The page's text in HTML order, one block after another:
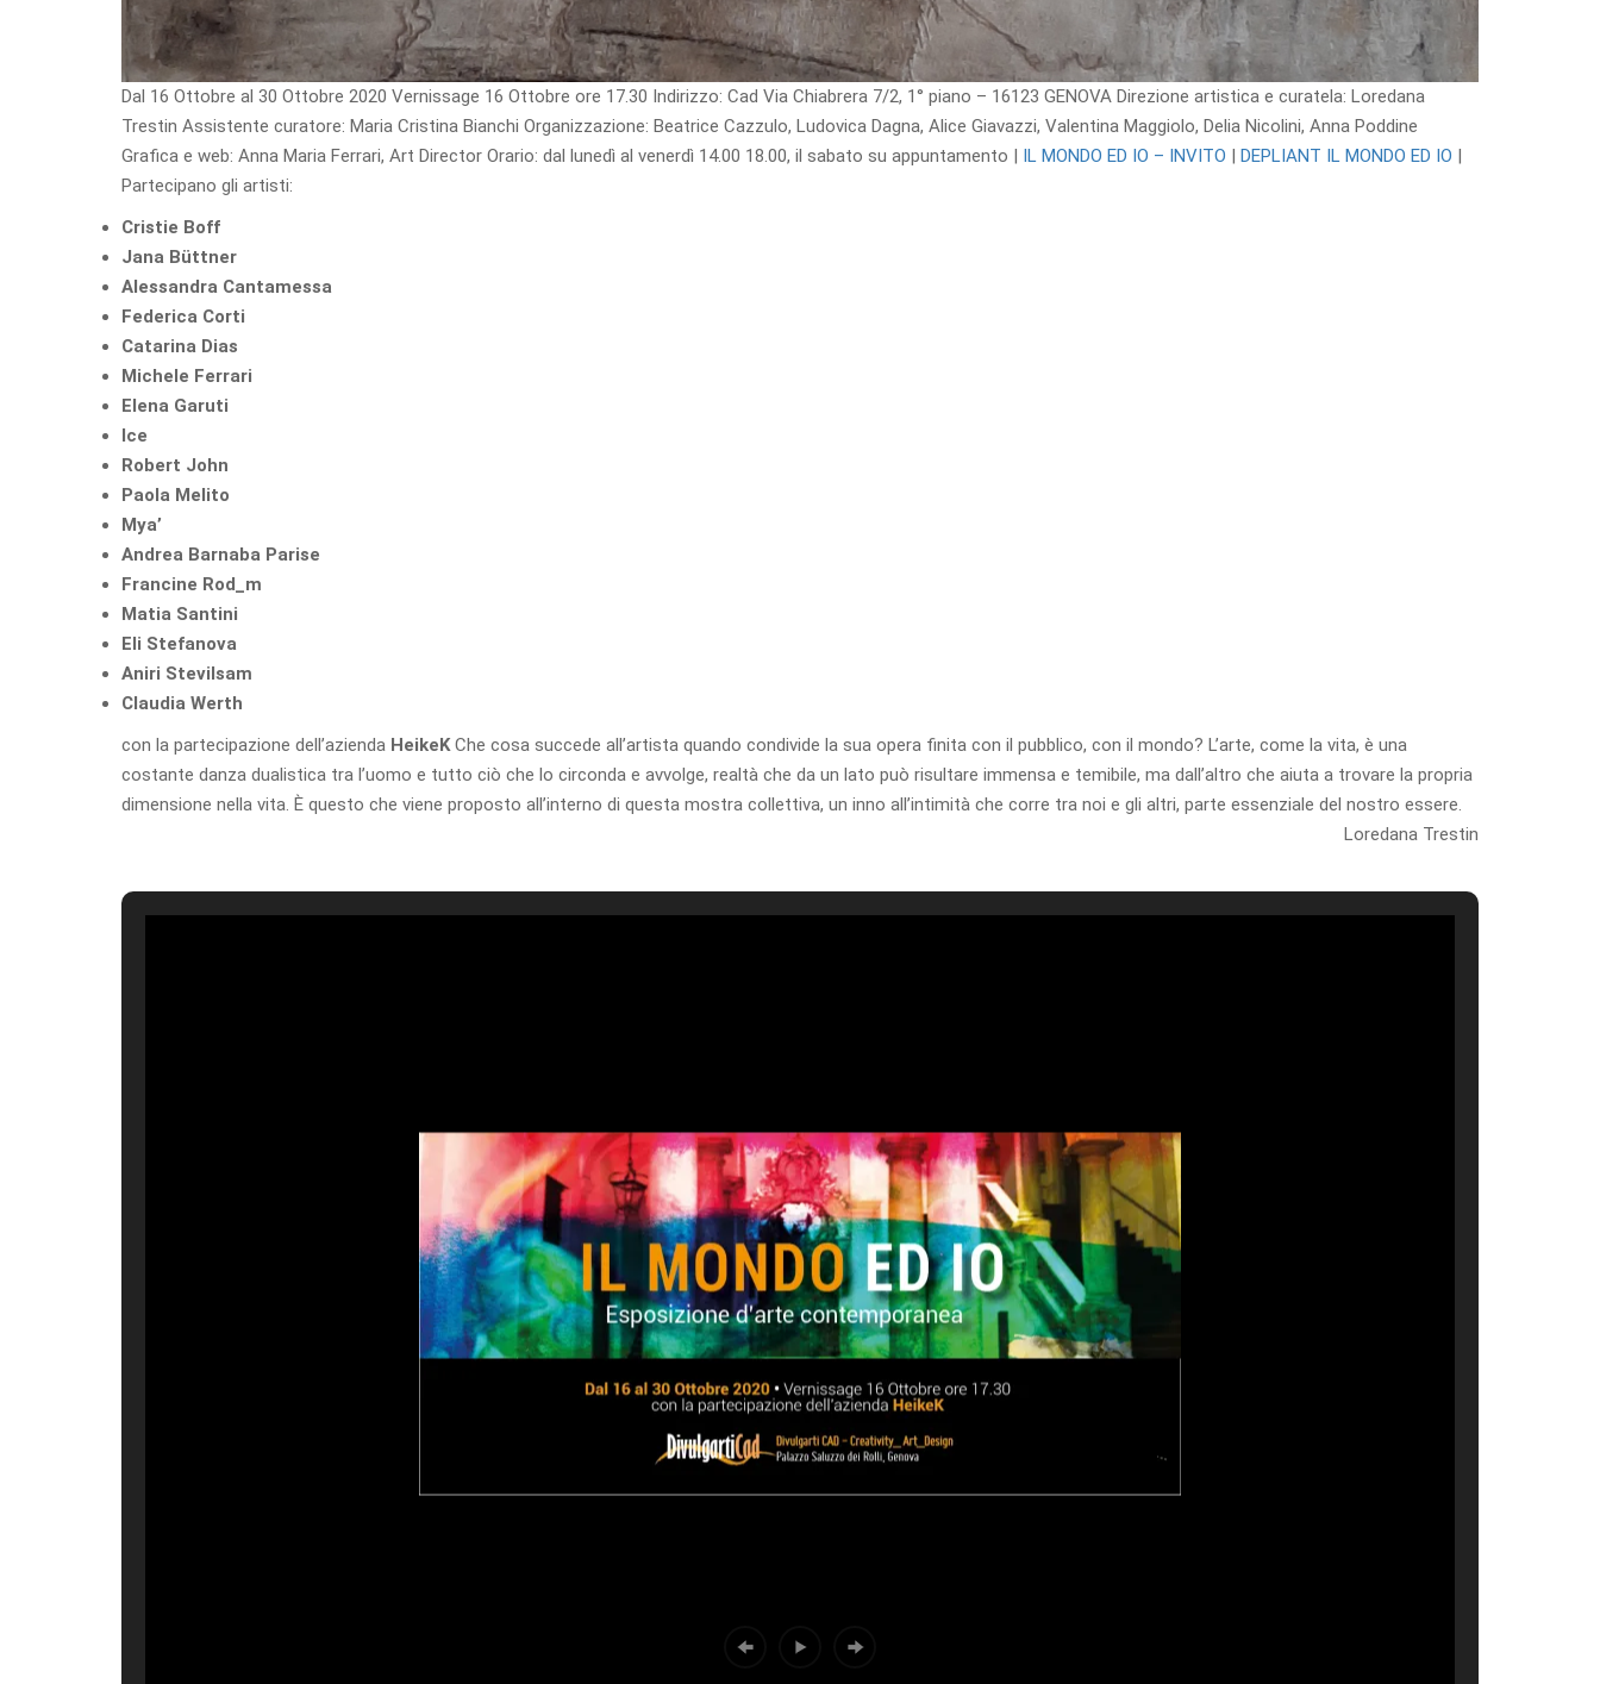
Dal 16 Ottobre al 30 Ottobre 2020 Vernissage 16 Ottobre ore 17.30 Indirizzo: Cad Via Chiabrera 7/2, 1° piano – 16123 GENOVA Direzione artistica e curatela: Loredana
Trestin Assistente curatore: Maria Cristina Bianchi Organizzazione: Beatrice Cazzulo, Ludovica Dagna, Alice Giavazzi, Valentina Maggiolo, Delia Nicolini, Anna Poddine
Grafica e web: Anna Maria Ferrari, Art Director Orario: dal lunedì al venerdì 14.00 18.00, il sabato su appuntamento | IL MONDO ED IO – INVITO | DEPLIANT IL MONDO ED IO |
Partecipano gli artisti:
Cristie Boff
Jana Büttner
Alessandra Cantamessa
Federica Corti
Catarina Dias
Michele Ferrari
Elena Garuti
Ice
Robert John
Paola Melito
Mya’
Andrea Barnaba Parise
Francine Rod_m
Matia Santini
Eli Stefanova
Aniri Stevilsam
Claudia Werth
con la partecipazione dell’azienda HeikeKChe cosa succede all’artista quando condivide la sua opera finita con il pubblico, con il mondo? L’arte, come la vita, è una
costante danza dualistica tra l’uomo e tutto ciò che lo circonda e avvolge, realtà che da un lato può risultare immensa e temibile, ma dall’altro che aiuta a trovare la propria
dimensione nella vita. È questo che viene proposto all’interno di questa mostra collettiva, un inno all’intimità che corre tra noi e gli altri, parte essenziale del nostro essere.
Loredana Trestin